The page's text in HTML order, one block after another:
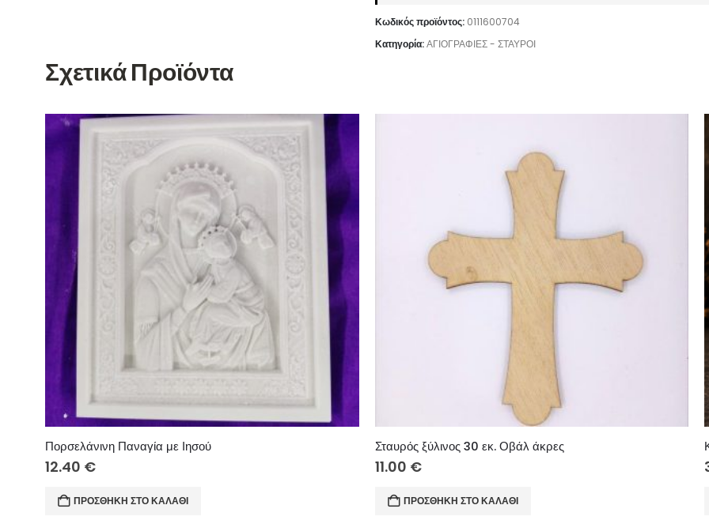
Κωδικός προϊόντος: 0111600704
Κατηγορία:ΑΓΙΟΓΡΑΦΙΕΣ - ΣΤΑΥΡΟΙ
Σχετικά Προϊόντα
Πορσελάνινη Παναγία με Ιησού
12.40 €
ΠΡΟΣΘΉΚΗ ΣΤΟ ΚΑΛΆΘΙ
Σταυρός ξύλινος 30 εκ. Οβάλ άκρες
11.00 €
ΠΡΟΣΘΉΚΗ ΣΤΟ ΚΑΛΆΘΙ